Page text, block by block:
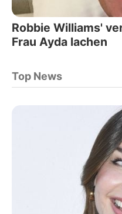
Robbie Williams'
Frau Ayda lachen
Top News